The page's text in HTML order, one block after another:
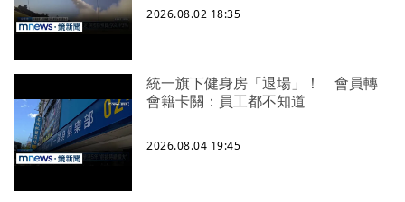
2026.08.02 18:35
統一旗下健身房「退場」！ 會員轉
會籍卡關：員工都不知道
2026.08.04 19:45